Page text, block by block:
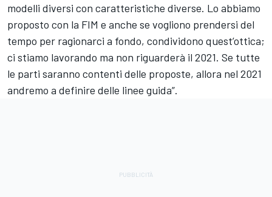
modelli diversi con caratteristiche diverse. Lo abbiamo
proposto con la FIM e anche se vogliono prendersi del
tempo per ragionarci a fondo, condividono quest’ottica;
ci stiamo lavorando ma non riguarderà il 2021. Se tutte
le parti saranno contenti delle proposte, allora nel 2021
andremo a definire delle linee guida”.